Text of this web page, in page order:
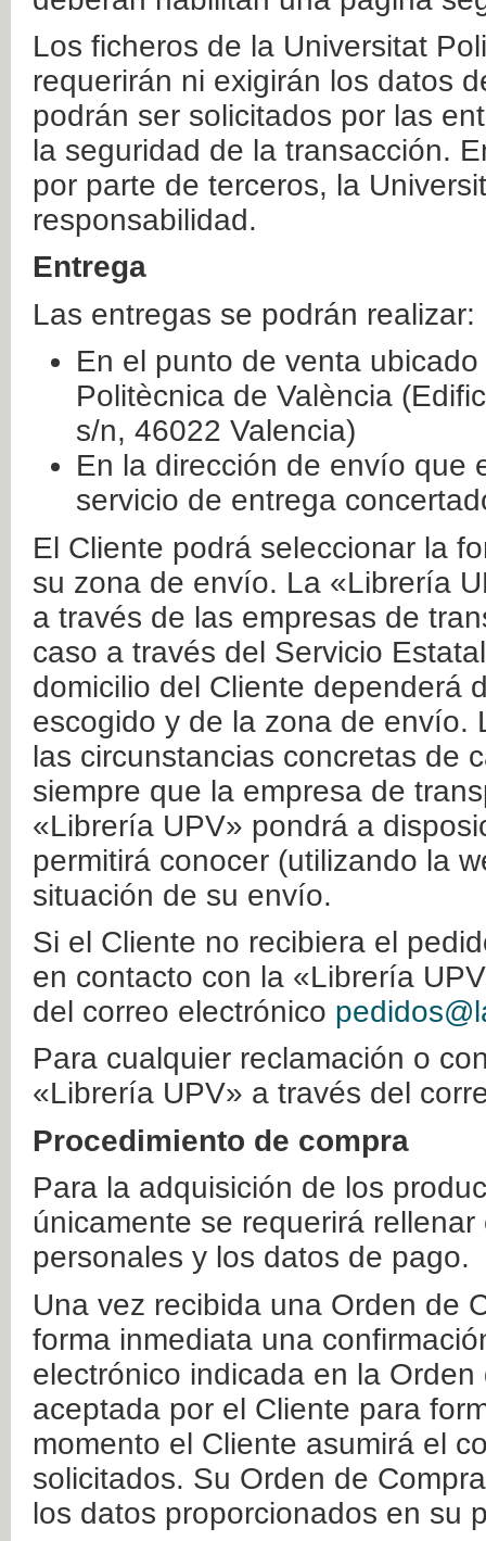
Los ficheros de la Universitat
requerirán ni exigirán los datos
podrán ser solicitados por las
la seguridad de la transacción.
por parte de terceros, la
responsabilidad.
Entrega
Las entregas se podrán realizar:
En el punto de venta
Politècnica de València
s/n, 46022 Valencia)
En la dirección de envío que
servicio de entrega
El Cliente podrá seleccionar la
su zona de envío. La «Librería
a través de las empresas de
caso a través del Servicio
domicilio del Cliente dependerá
escogido y de la zona de envío.
las circunstancias concretas de
siempre que la empresa de
«Librería UPV» pondrá a
permitirá conocer (utilizando la
situación de su envío.
Si el Cliente no recibiera el
en contacto con la «Librería
del correo electrónico
Para cualquier reclamación o
«Librería UPV» a través del
Procedimiento de compra
Para la adquisición de los
únicamente se requerirá
personales y los datos de pago.
Una vez recibida una Orden de
forma inmediata una
electrónico indicada en la
aceptada por el Cliente para
momento el Cliente asumirá el
solicitados. Su Orden de
los datos proporcionados en su